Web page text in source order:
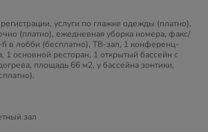
услуги по глажке одежды (платно),
(платно), ежедневная уборка номера, факс/
в лобби (бесплатно), ТВ-зал, 1 конференц-
1 основной ресторан, 1 открытый бассейн с
площадь 66 м2, у бассейна зонтики,
зал